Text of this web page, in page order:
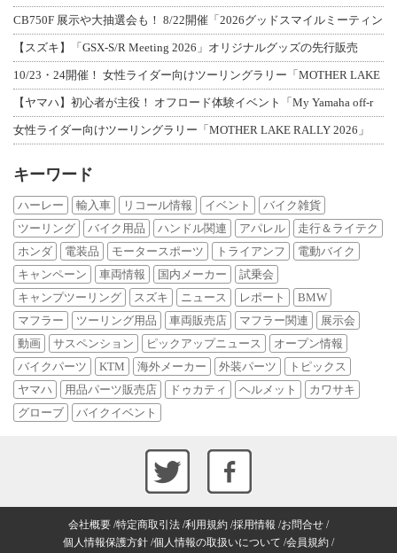
CB750F 展示や大抽選会も！ 8/22開催「2026グッドスマイルミーティン
【スズキ】「GSX-S/R Meeting 2026」オリジナルグッズの先行販売
10/23・24開催！ 女性ライダー向けツーリングラリー「MOTHER LAKE
【ヤマハ】初心者が主役！ オフロード体験イベント「My Yamaha off-r
女性ライダー向けツーリングラリー「MOTHER LAKE RALLY 2026」
キーワード
ハーレー 輸入車 リコール情報 イベント
バイク雑貨
ツーリング
バイク用品 ハンドル関連 アパレル
走行＆ライテク
ホンダ
電装品 モータースポーツ トライアンフ
電動バイク
キャンペーン
車両情報 国内メーカー
試乗会
キャンプツーリング
スズキ ニュース レポート
BMW
マフラー
ツーリング用品 車両販売店 マフラー関連
展示会
動画
サスペンション ピックアップニュース
オープン情報
バイクパーツ
KTM 海外メーカー 外装パーツ
トピックス
ヤマハ
用品パーツ販売店 ドゥカティ ヘルメット
カワサキ
グローブ
バイクイベント
会社概要 特定商取引法 利用規約 採用情報 お問合せ
個人情報保護方針 個人情報の取扱いについて 会員規約